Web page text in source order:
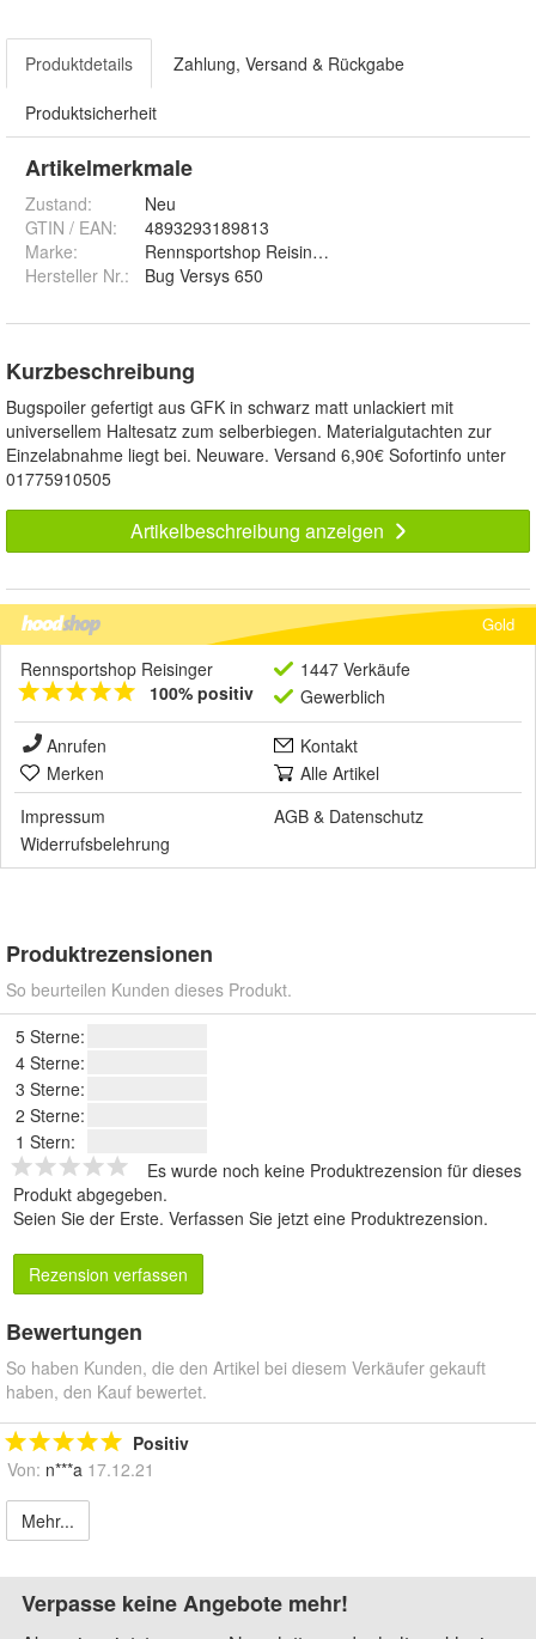
Produktdetails Zahlung, Versand & Rückgabe
Produktsicherheit
Artikelmerkmale
Zustand:
Neu
GTIN / EAN:
4893293189813
Marke:
Rennsportshop Reisinger
Hersteller Nr.:
Bug Versys 650
Kurzbeschreibung
Bugspoiler gefertigt aus GFK in schwarz matt unlackiert mit
universellem Haltesatz zum selberbiegen. Materialgutachten zur
Einzelabnahme liegt bei. Neuware. Versand 6,90€ Sofortinfo unter
01775910505
Artikelbeschreibung anzeigen
Gold
Rennsportshop Reisinger
100% positiv
1447 Verkäufe
Gewerblich
Anrufen
Kontakt
Merken
Alle Artikel
Impressum
AGB & Datenschutz
Widerrufsbelehrung
Produktrezensionen
So beurteilen Kunden dieses Produkt.
5 Sterne:
4 Sterne:
3 Sterne:
2 Sterne:
1 Stern:
Es wurde noch keine Produktrezension für dieses
Produkt abgegeben.
Seien Sie der Erste. Verfassen Sie jetzt eine Produktrezension.
Rezension verfassen
Bewertungen
So haben Kunden, die den Artikel bei diesem Verkäufer gekauft
haben, den Kauf bewertet.
Positiv
Von: n***a 17.12.21
Mehr...
Verpasse keine Angebote mehr!